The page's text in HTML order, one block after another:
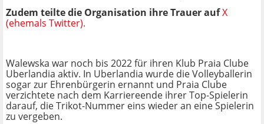
Zudem teilte die Organisation ihre Trauer aufX
(ehemals Twitter).
Walewska war noch bis 2022 für ihren Klub Praia Clube
Uberlandia aktiv. In Uberlandia wurde die Volleyballerin
sogar zur Ehrenbürgerin ernannt und Praia Clube
verzichtete nach dem Karriereende ihrer Top-Spielerin
darauf, die Trikot-Nummer eins wieder an eine Spielerin
zu vergeben.